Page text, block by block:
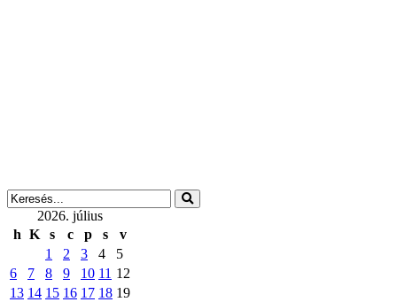
2026. július
h K s c p s
v
1
2 3 4
5
6
7 8 9 10 11 12
13 14 15 16 17 18 19